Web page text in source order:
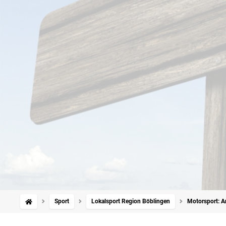
Sport Lokalsport Region Böblingen Motorsport: